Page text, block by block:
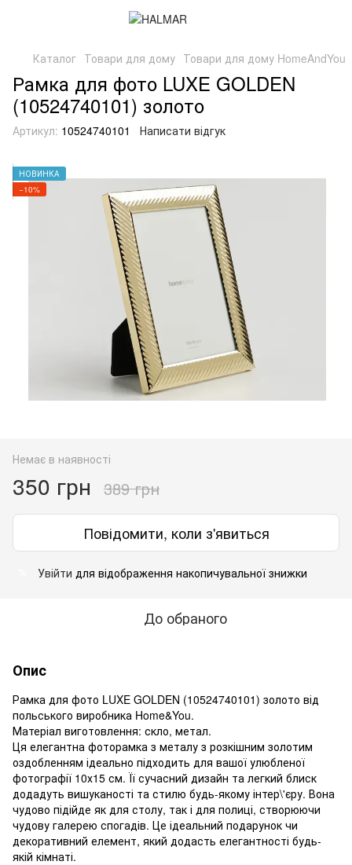
Каталог Товари для дому Товари для дому HomeAndYou
Рамка для фото LUXE GOLDEN
(10524740101) золото
Артикул: 10524740101 Написати відгук
НОВИНКА
−10%
Немає в наявності
350 грн 389 грн
Повідомити, коли з'явиться
Увійти для відображення накопичувальної знижки
До обраного
Опис
Рамка для фото LUXE GOLDEN (10524740101) золото від
польського виробника Home&You.
Матеріал виготовлення: скло, метал.
Ця елегантна фоторамка з металу з розкішним золотим
оздобленням ідеально підходить для вашої улюбленої
фотографії 10х15 см. Її сучасний дизайн та легкий блиск
додадуть вишуканості та стилю будь-якому інтер\'єру. Вона
чудово підійде як для столу, так і для полиці, створюючи
чудову галерею спогадів. Це ідеальний подарунок чи
декоративний елемент, який додасть елегантності будь-
якій кімнаті.